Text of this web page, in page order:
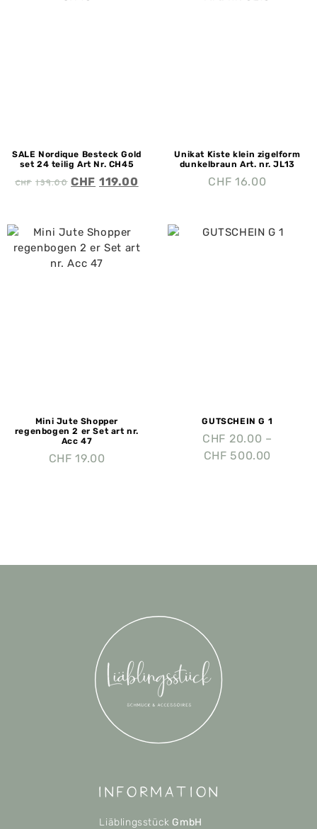
SALE Nordique Besteck Gold
set 24 teilig Art Nr. CH45
CHF139.00 CHF 119.00
Unikat Kiste klein zigelform
dunkelbraun Art. nr. JL13
CHF 16.00
Mini Jute Shopper
regenbogen 2 er Set art nr.
Acc 47
CHF 19.00
GUTSCHEIN G 1
CHF 20.00 –
CHF 500.00
Information
Liäblingsstück GmbH